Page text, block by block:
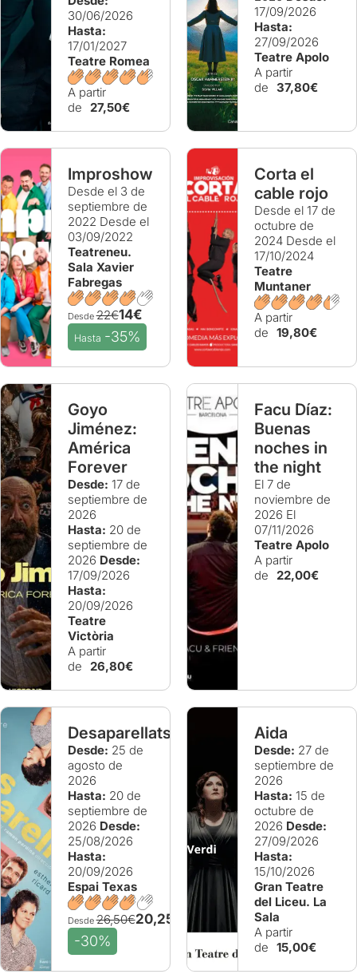
30/06/2026
Hasta:
17/01/2027
Teatre Romea
A partir
de
27,50€
17/09/2026
Hasta:
27/09/2026
Teatre Apolo
A partir
de 37,80€
Improshow
Desde el 3 de
septiembre de
2022 Desde el
03/09/2022
Teatreneu.
Sala Xavier
Fabregas
Desde22€14€
Hasta -35%
Corta el
cable rojo
Desde el 17 de
octubre de
2024 Desde el
17/10/2024
Teatre
Muntaner
A partir
de 19,80€
Goyo
Jiménez:
América
Forever
Desde: 17 de
septiembre de
2026
Hasta: 20 de
septiembre de
2026 Desde:
17/09/2026
Hasta:
20/09/2026
Teatre
Victòria
A partir
de
26,80€
Facu Díaz:
Buenas
noches in
the night
El 7 de
noviembre de
2026 El
07/11/2026
Teatre Apolo
A partir
de
22,00€
Desaparellats
Desde: 25 de
agosto de
2026
Hasta: 20 de
septiembre de
2026 Desde:
25/08/2026
Hasta:
20/09/2026
Espai Texas
Desde26,50€20,25€
-30%
Aida
Desde: 27 de
septiembre de
2026
Hasta: 15 de
octubre de
2026 Desde:
27/09/2026
Hasta:
15/10/2026
Gran Teatre
del Liceu. La
Sala
A partir
de 15,00€